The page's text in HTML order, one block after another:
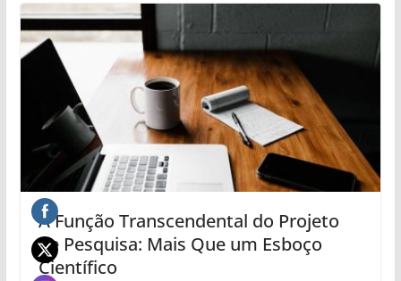
A Função Transcendental do Projeto
de Pesquisa: Mais Que um Esboço
Científico